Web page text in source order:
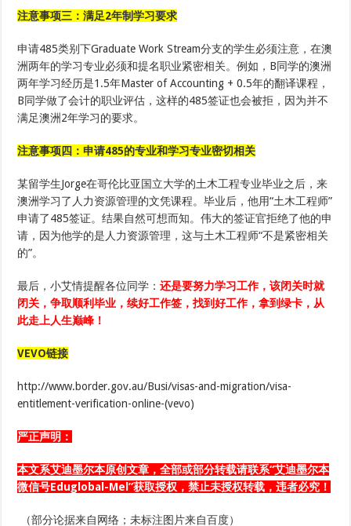
注意事项三 ：满足2年制学习要求
申请485类别下Graduate Work Stream分支的学生必须注意，在澳
洲两年的学习专业必须和提名职业紧密相关。例如，B同学的澳洲
两年学习经历是1.5年Master of Accounting + 0.5年的翻译课程，
B同学做了会计的职业评估，这样的485签证也会被拒，因为并不
满足澳洲2年学习的要求。
注意事项四：申请485的专业和学习专业密切相关
某留学生Jorge在哥伦比亚国立大学的土木工程专业毕业之后，来
澳洲学习了人力资源管理的文凭课程。毕业后，他用“土木工程师”
申请了485签证。结果自然可想而知。伟大的签证官拒绝了他的申
请，因为他学的是人力资源管理，这与土木工程师“不是紧密相关
的”。
最后，小艾情提醒各位同学：还是要努力学习工作，该闭关时就
闭关，争取顺利毕业 ，续好工作签，找到好工作，拿到绿卡，从
此走上人生巅峰！
VEVO链接
http://www.border.gov.au/Busi/visas-and-migration/visa-
entitlement-verification-online-(vevo)
严正声明：
本文系艾迪墨尔本原创文章 ，全部或部分转载请联系“艾迪墨尔本
微信号Eduglobal-Mel”获取授权，禁止未授权转载，违者必究！
（部分论据来自网络；未标注图片来自百度）